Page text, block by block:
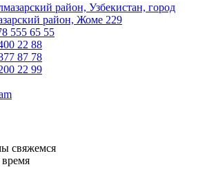
район, Узбекистан, город
район, Жоме 229
555 65 55
22 88
87 78
22 99
свяжемся